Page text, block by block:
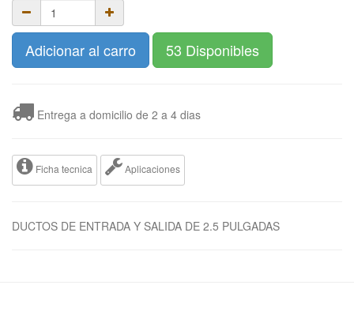
Adicionar al carro 53 Disponibles
Entrega a domicilio de 2 a 4 dias
Ficha tecnica Aplicaciones
DUCTOS DE ENTRADA Y SALIDA DE 2.5 PULGADAS